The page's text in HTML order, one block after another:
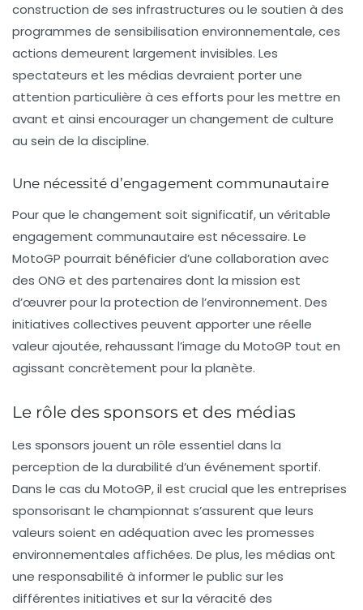
construction de ses infrastructures ou le soutien à des
programmes de sensibilisation environnementale, ces
actions demeurent largement invisibles. Les
spectateurs et les médias devraient porter une
attention particulière à ces efforts pour les mettre en
avant et ainsi encourager un changement de culture
au sein de la discipline.
Une nécessité d’engagement communautaire
Pour que le changement soit significatif, un véritable
engagement communautaire est nécessaire. Le
MotoGP pourrait bénéficier d’une collaboration avec
des ONG et des partenaires dont la mission est
d’œuvrer pour la protection de l’environnement. Des
initiatives collectives peuvent apporter une réelle
valeur ajoutée, rehaussant l’image du MotoGP tout en
agissant concrètement pour la planète.
Le rôle des sponsors et des médias
Les sponsors jouent un rôle essentiel dans la
perception de la durabilité d’un événement sportif.
Dans le cas du MotoGP, il est crucial que les entreprises
sponsorisant le championnat s’assurent que leurs
valeurs soient en adéquation avec les promesses
environnementales affichées. De plus, les médias ont
une responsabilité à informer le public sur les
différentes initiatives et sur la véracité des